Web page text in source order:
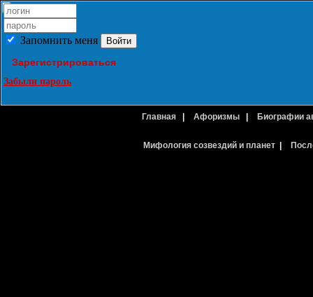
Запомнить меня
Зарегистрироваться
Забыли пароль
Главная Афоризмы Биографии
Мифология созвездий и планет|